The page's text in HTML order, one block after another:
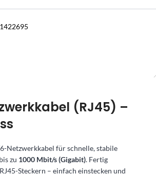
(RJ45) –
Netzwerkkabel für schnelle, stabile
zu 1000 Mbit/s (Gigabit). Fertig
Steckern – einfach einstecken und